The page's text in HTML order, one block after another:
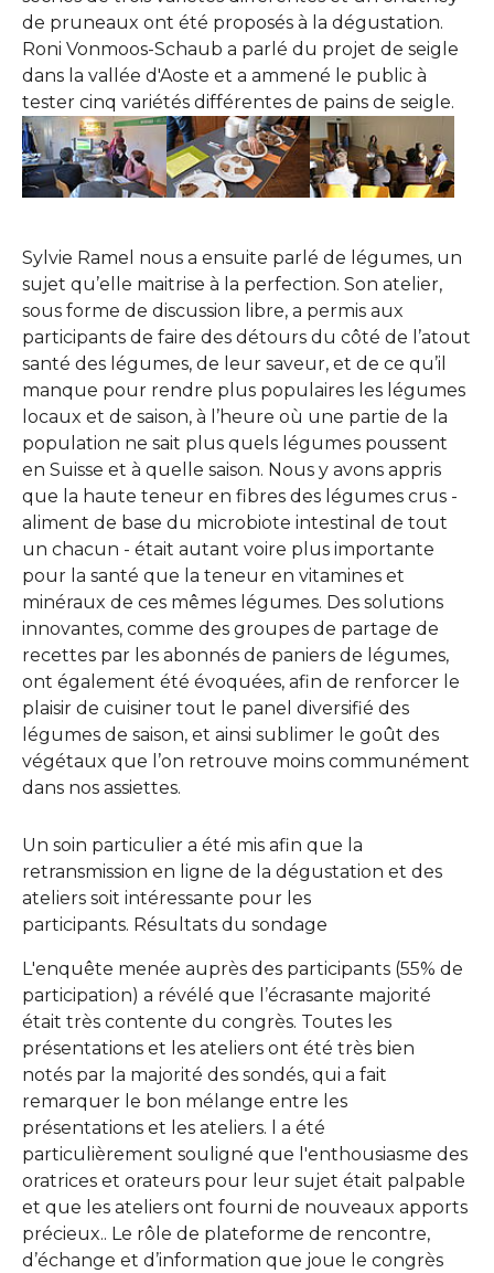
Show larger versionShow larger versionShow larger version
de pruneaux ont été proposés à la dégustation.
Roni Vonmoos-Schaub a parlé du projet de seigle
dans la vallée d'Aoste et a ammené le public à
tester cinq variétés différentes de pains de seigle.
Sylvie Ramel nous a ensuite parlé de légumes, un
sujet qu’elle maitrise à la perfection. Son atelier,
sous forme de discussion libre, a permis aux
participants de faire des détours du côté de l’atout
santé des légumes, de leur saveur, et de ce qu’il
manque pour rendre plus populaires les légumes
locaux et de saison, à l’heure où une partie de la
population ne sait plus quels légumes poussent
en Suisse et à quelle saison. Nous y avons appris
que la haute teneur en fibres des légumes crus -
aliment de base du microbiote intestinal de tout
un chacun - était autant voire plus importante
pour la santé que la teneur en vitamines et
minéraux de ces mêmes légumes. Des solutions
innovantes, comme des groupes de partage de
recettes par les abonnés de paniers de légumes,
ont également été évoquées, afin de renforcer le
plaisir de cuisiner tout le panel diversifié des
légumes de saison, et ainsi sublimer le goût des
végétaux que l’on retrouve moins communément
dans nos assiettes.
Un soin particulier a été mis afin que la
retransmission en ligne de la dégustation et des
ateliers soit intéressante pour les
participants. Résultats du sondage
L'enquête menée auprès des participants (55% de
participation) a révélé que l’écrasante majorité
était très contente du congrès. Toutes les
présentations et les ateliers ont été très bien
notés par la majorité des sondés, qui a fait
remarquer le bon mélange entre les
présentations et les ateliers. l a été
particulièrement souligné que l'enthousiasme des
oratrices et orateurs pour leur sujet était palpable
et que les ateliers ont fourni de nouveaux apports
précieux.. Le rôle de plateforme de rencontre,
d’échange et d’information que joue le congrès